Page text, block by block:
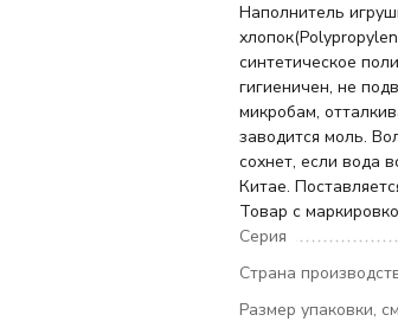
Наполнитель
синтетическое
гигиеничен, не
микробам,
заводится моль.
сохнет, если вода
Китае.
Товар с
Серия
Страна
Размер упаковки, см